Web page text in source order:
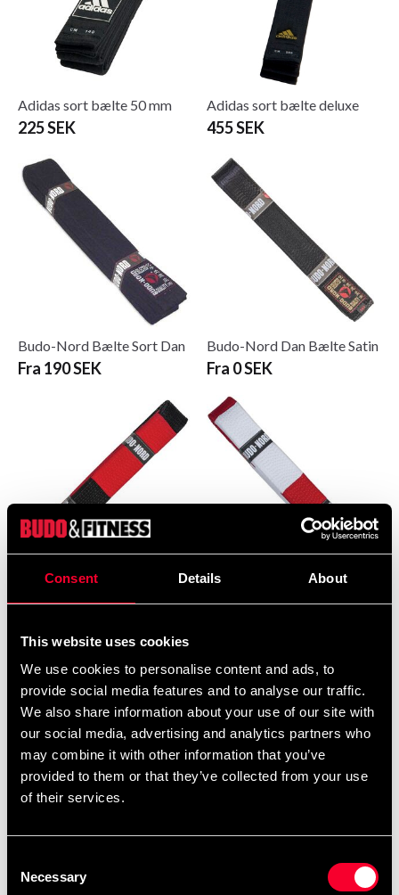
Consent Details About
This website uses cookies
We use cookies to personalise content and ads, to
provide social media features and to analyse our traffic.
We also share information about your use of our site with
our social media, advertising and analytics partners who
may combine it with other information that you’ve
provided to them or that they’ve collected from your use
of their services.
Selection
Necessary
Adidas sort bælte 50 mm
225 SEK
Adidas sort bælte deluxe
455 SEK
Budo-Nord Bælte Sort Dan
Fra 190 SEK
Budo-Nord Dan Bælte Satin
Fra 0 SEK
Budo-Nord Dan bælte
sort/rød
Budo-Nord Danbelt.
Hvid/rød
kvalitet